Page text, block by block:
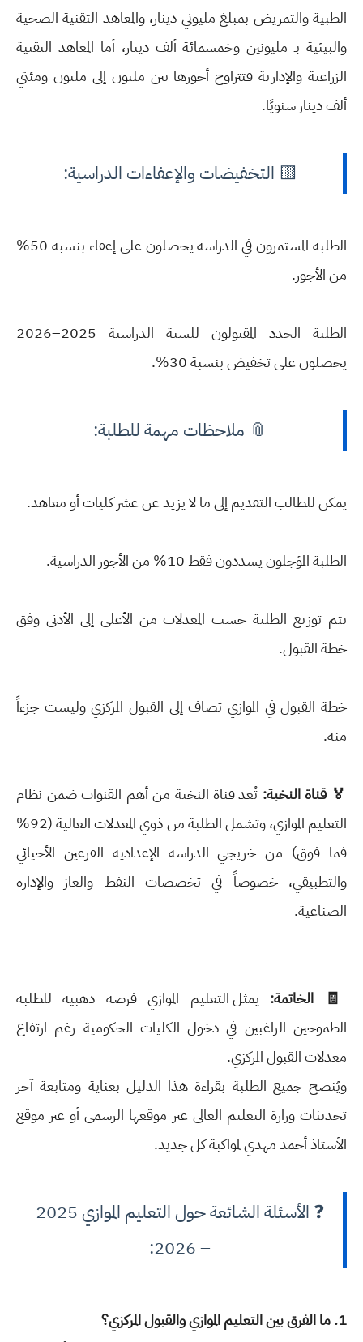
الطبية والتمريض بمبلغ مليوني دينار، والمعاهد التقنية الصحية
والبيئية بـ مليونين وخمسمائة ألف دينار، أما المعاهد التقنية
الزراعية والإدارية فتتراوح أجورها بين مليون إلى مليون ومئتي
ألف دينار سنويًا.
🟨 التخفيضات والإعفاءات الدراسية:
الطلبة المستمرون في الدراسة يحصلون على إعفاء بنسبة 50%
من الأجور.
الطلبة الجدد المقبولون للسنة الدراسية 2025–2026
يحصلون على تخفيض بنسبة 30%.
📎 ملاحظات مهمة للطلبة:
يمكن للطالب التقديم إلى ما لا يزيد عن عشر كليات أو معاهد.
الطلبة المؤجلون يسددون فقط 10% من الأجور الدراسية.
يتم توزيع الطلبة حسب المعدلات من الأعلى إلى الأدنى وفق
خطة القبول.
خطة القبول في الموازي تضاف إلى القبول المركزي وليست جزءاً
منه.
🏅 قناة النخبة: تُعد قناة النخبة من أهم القنوات ضمن نظام
التعليم الموازي، وتشمل الطلبة من ذوي المعدلات العالية (92%
فما فوق) من خريجي الدراسة الإعدادية الفرعين الأحيائي
والتطبيقي، خصوصاً في تخصصات النفط والغاز والإدارة
الصناعية.
🧾 الخاتمة: يمثل التعليم الموازي فرصة ذهبية للطلبة
الطموحين الراغبين في دخول الكليات الحكومية رغم ارتفاع
معدلات القبول المركزي.
ويُنصح جميع الطلبة بقراءة هذا الدليل بعناية ومتابعة آخر
تحديثات وزارة التعليم العالي عبر موقعها الرسمي أو عبر موقع
الأستاذ أحمد مهدي لمواكبة كل جديد.
❓ الأسئلة الشائعة حول التعليم الموازي 2025
– 2026:
1. ما الفرق بين التعليم الموازي والقبول المركزي؟